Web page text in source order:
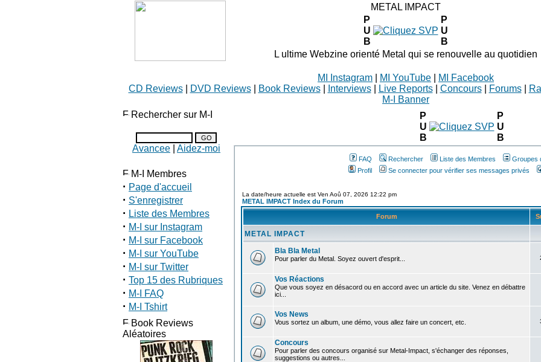
METAL IMPACT
P
U
B
P
U
B
L ultime Webzine orienté Metal qui se renouvelle au quotidien
MI Instagram MI YouTube
MI Facebook
CD Reviews| DVD Reviews| Book Reviews| Interviews| Live Reports| Concours| Forums|
M-I Banner
Rechercher sur M-I
Avancee Aidez-moi
M-I Membres
· Page d'accueil
· S'enregistrer
· Liste des Membres
· M-I sur Instagram
· M-I sur Facebook
· M-I sur YouTube
· M-I sur Twitter
· Top 15 des Rubriques
· M-I FAQ
· M-I Tshirt
Book Reviews
Aléatoires
P
U
B
P
U
B
FAQ Rechercher Liste des Membres
Groupes
Profil
Se connecter pour vérifier ses messages privés
La date/heure actuelle est Ven Aoû 07, 2026 12:22 pm
METAL IMPACT Index du Forum
Forum
METAL IMPACT
Bla Bla Metal
Pour parler du Metal. Soyez ouvert d'esprit...
Vos Réactions
Que vous soyez en désacord ou en accord avec un article du site. Venez en débattre
ici...
Vos News
Vous sortez un album, une démo, vous allez faire un concert, etc.
Concours
Pour parler des concours organisé sur Metal-Impact, s'échanger des réponses,
suggestions ou autres...